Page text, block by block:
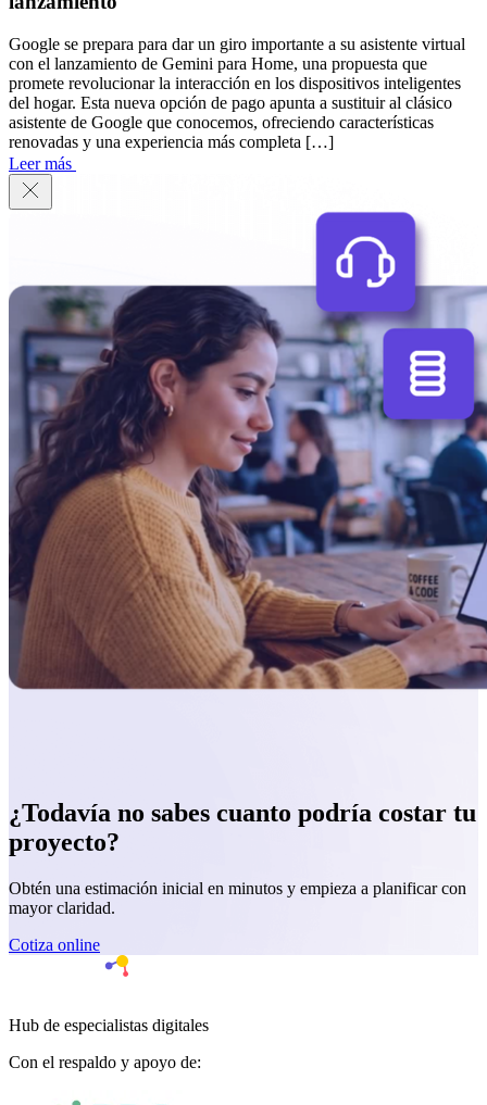
Google se prepara para dar un giro importante a su asistente virtual
con el lanzamiento de Gemini para Home, una propuesta que
promete revolucionar la interacción en los dispositivos inteligentes
del hogar. Esta nueva opción de pago apunta a sustituir al clásico
asistente de Google que conocemos, ofreciendo características
renovadas y una experiencia más completa […]
Leer más
¿Todavía no sabes cuanto podría costar tu
proyecto?
Obtén una estimación inicial en minutos y empieza a planificar con
mayor claridad.
Cotiza online
Hub de especialistas digitales
Con el respaldo y apoyo de: